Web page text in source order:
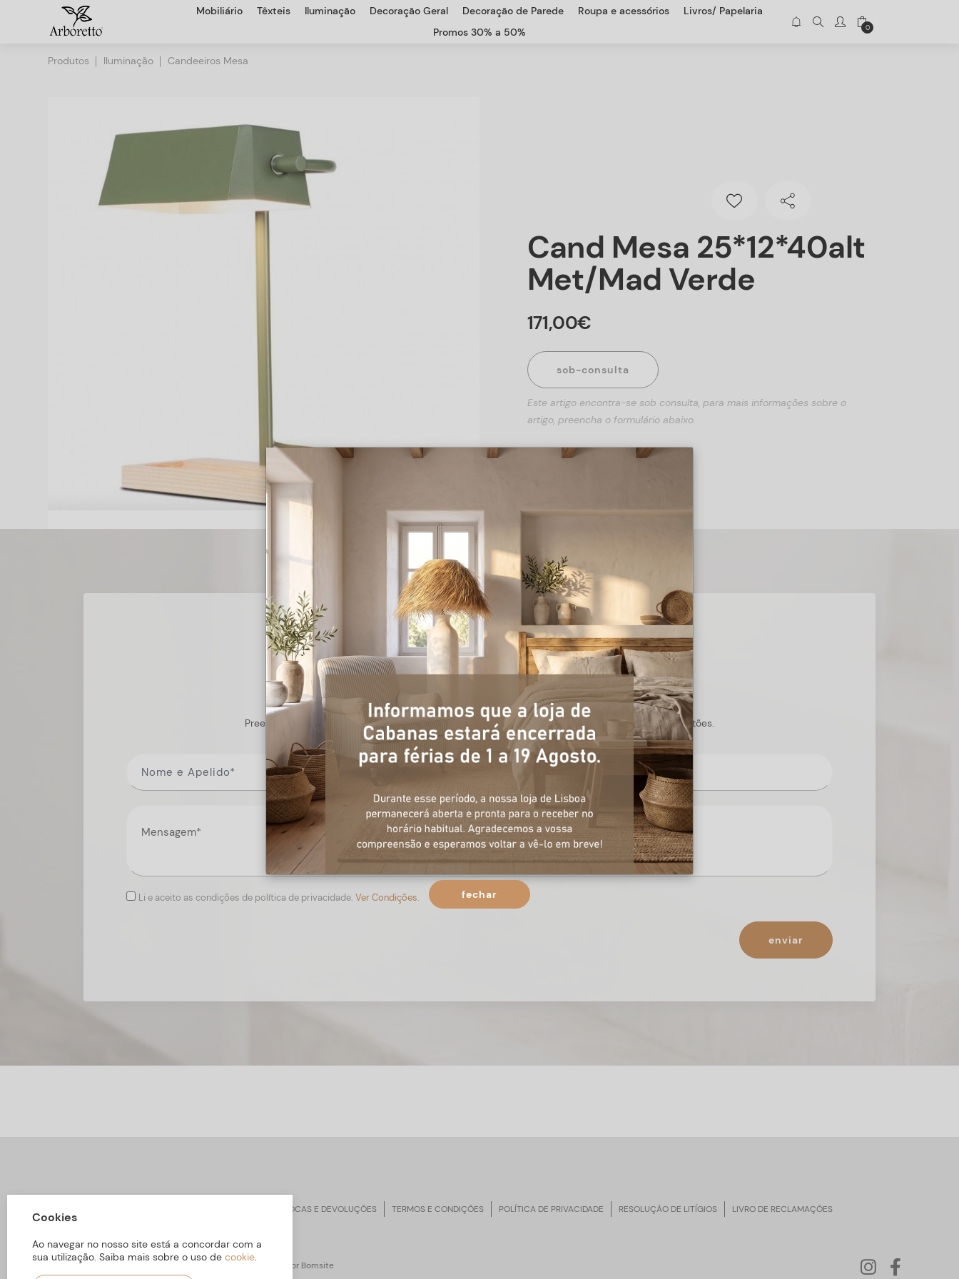
Mobiliário Têxteis Iluminação Decoração Geral Decoração de Parede Roupa e acessórios
Livros/ Papelaria
Promos 30% a 50%
0
Produtos Iluminação Candeeiros Mesa
Cand Mesa 25*12*40alt
Met/mad Verde
171,00€
sob-consulta
Este artigo encontra-se sob consulta, para mais informações sobre o
artigo, preencha o formulário abaixo.
+ informações
Preencha o formulário, e num curto espaço de tempo, temos respostas para todas as suas questões.
Li e aceito as condições de política de privacidade. Ver Condições.
enviar
TROCAS E DEVOLUÇÕES TERMOS E CONDIÇÕES POLÍTICA DE PRIVACIDADE RESOLUÇÃO DE LITÍGIOS LIVRO DE RECLAMAÇÕES
ARBORETTO © Todos os Direitos Reservados | Desenvolvido por Bomsite
Cookies
Ao navegar no nosso site está a concordar com a
sua utilização. Saiba mais sobre o uso de cookie.
fechar